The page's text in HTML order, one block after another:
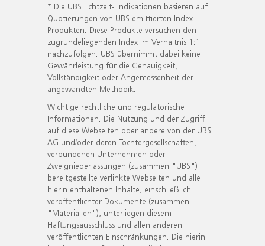
* Die UBS Echtzeit- Indikationen basieren auf
Quotierungen von UBS emittierten Index-
Produkten. Diese Produkte versuchen den
zugrundeliegenden Index im Verhältnis 1:1
nachzufolgen. UBS übernimmt dabei keine
Gewährleistung für die Genauigkeit,
Vollständigkeit oder Angemessenheit der
angewandten Methodik.
Wichtige rechtliche und regulatorische
Informationen. Die Nutzung und der Zugriff
auf diese Webseiten oder andere von der UBS
AG und/oder deren Tochtergesellschaften,
verbundenen Unternehmen oder
Zweigniederlassungen (zusammen "UBS")
bereitgestellte verlinkte Webseiten und alle
hierin enthaltenen Inhalte, einschließlich
veröffentlichter Dokumente (zusammen
"Materialien"), unterliegen diesem
Haftungsausschluss und allen anderen
veröffentlichten Einschränkungen. Die hierin